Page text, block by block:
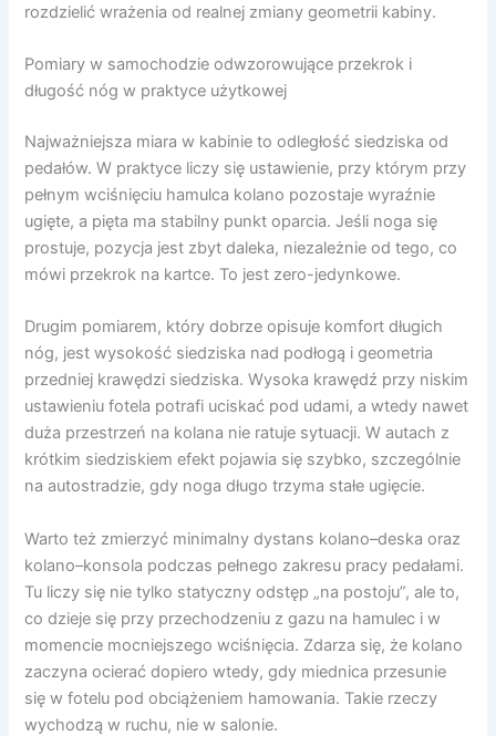
rozdzielić wrażenia od realnej zmiany geometrii kabiny.
Pomiary w samochodzie odwzorowujące przekrok i
długość nóg w praktyce użytkowej
Najważniejsza miara w kabinie to odległość siedziska od
pedałów. W praktyce liczy się ustawienie, przy którym przy
pełnym wciśnięciu hamulca kolano pozostaje wyraźnie
ugięte, a pięta ma stabilny punkt oparcia. Jeśli noga się
prostuje, pozycja jest zbyt daleka, niezależnie od tego, co
mówi przekrok na kartce. To jest zero-jedynkowe.
Drugim pomiarem, który dobrze opisuje komfort długich
nóg, jest wysokość siedziska nad podłogą i geometria
przedniej krawędzi siedziska. Wysoka krawędź przy niskim
ustawieniu fotela potrafi uciskać pod udami, a wtedy nawet
duża przestrzeń na kolana nie ratuje sytuacji. W autach z
krótkim siedziskiem efekt pojawia się szybko, szczególnie
na autostradzie, gdy noga długo trzyma stałe ugięcie.
Warto też zmierzyć minimalny dystans kolano–deska oraz
kolano–konsola podczas pełnego zakresu pracy pedałami.
Tu liczy się nie tylko statyczny odstęp „na postoju”, ale to,
co dzieje się przy przechodzeniu z gazu na hamulec i w
momencie mocniejszego wciśnięcia. Zdarza się, że kolano
zaczyna ocierać dopiero wtedy, gdy miednica przesunie
się w fotelu pod obciążeniem hamowania. Takie rzeczy
wychodzą w ruchu, nie w salonie.